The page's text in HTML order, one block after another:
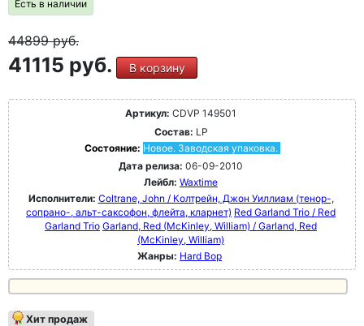
Есть в наличии
44899руб.
41115 руб. В корзину
Артикул: CDVP 149501
Состав: LP
Состояние: Новое. Заводская упаковка.
Дата релиза: 06-09-2010
Лейбл: Waxtime
Исполнители: Coltrane, John / Колтрейн, Джон Уиллиам (тенор-,
сопрано-, альт-саксофон, флейта, кларнет) Red Garland Trio / Red
Garland Trio Garland, Red (McKinley, William) / Garland, Red
(McKinley, William)
Жанры: Hard Bop
Хит продаж